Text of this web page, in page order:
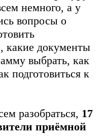
немного, а у
вопросы о
какие документы
выбрать, как
подготовиться к
разобраться, 17
приёмной